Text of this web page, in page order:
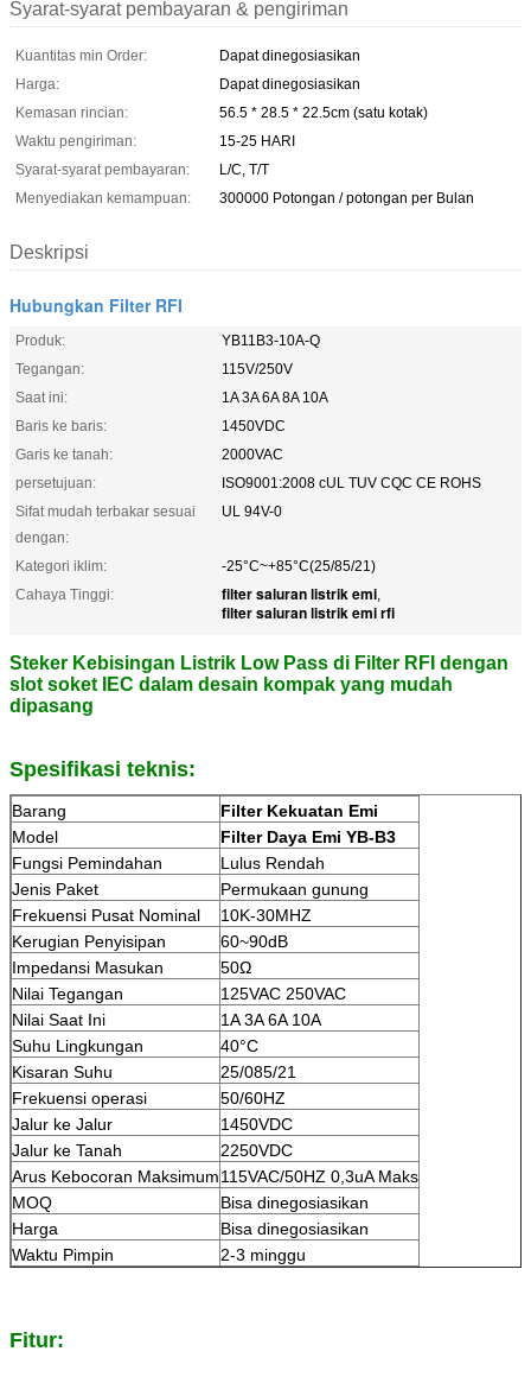
Syarat-syarat pembayaran & pengiriman
Kuantitas min Order:
Dapat dinegosiasikan
Harga:
Dapat dinegosiasikan
Kemasan rincian:
56.5 * 28.5 * 22.5cm (satu kotak)
Waktu pengiriman:
15-25 HARI
Syarat-syarat pembayaran:
L/C, T/T
Menyediakan kemampuan:
300000 Potongan / potongan per Bulan
Deskripsi
Hubungkan Filter RFI
Produk:
YB11B3-10A-Q
Tegangan:
115V/250V
Saat ini:
1A 3A 6A 8A 10A
Baris ke baris:
1450VDC
Garis ke tanah:
2000VAC
persetujuan:
ISO9001:2008 cUL TUV CQC CE ROHS
Sifat mudah terbakar sesuai
dengan:
UL 94V-0
Kategori iklim:
-25°C~+85°C(25/85/21)
Cahaya Tinggi:
filter saluran listrik emi,
filter saluran listrik emi rfi
Steker Kebisingan Listrik Low Pass di Filter RFI dengan
slot soket IEC dalam desain kompak yang mudah
dipasang
Spesifikasi teknis:
Barang
Filter Kekuatan Emi
Model
Filter Daya Emi YB-B3
Fungsi Pemindahan
Lulus Rendah
Jenis Paket
Permukaan gunung
Frekuensi Pusat Nominal
10K-30MHZ
Kerugian Penyisipan
60~90dB
Impedansi Masukan
50Ω
Nilai Tegangan
125VAC 250VAC
Nilai Saat Ini
1A 3A 6A 10A
Suhu Lingkungan
40°C
Kisaran Suhu
25/085/21
Frekuensi operasi
50/60HZ
Jalur ke Jalur
1450VDC
Jalur ke Tanah
2250VDC
Arus Kebocoran Maksimum115VAC/50HZ 0,3uA Maks
MOQ
Bisa dinegosiasikan
Harga
Bisa dinegosiasikan
Waktu Pimpin
2-3 minggu
Fitur: